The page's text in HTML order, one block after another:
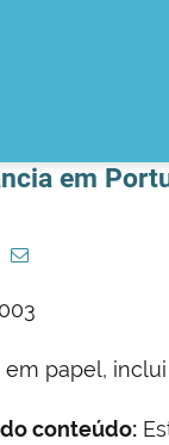
em
em papel, inclui
conteúdo: